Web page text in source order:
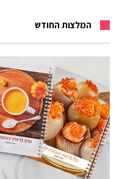
המלצות החודש